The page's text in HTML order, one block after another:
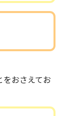
をおさえてお